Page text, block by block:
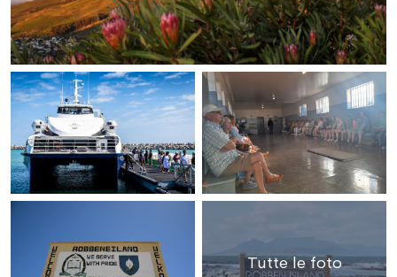
Tutte le foto